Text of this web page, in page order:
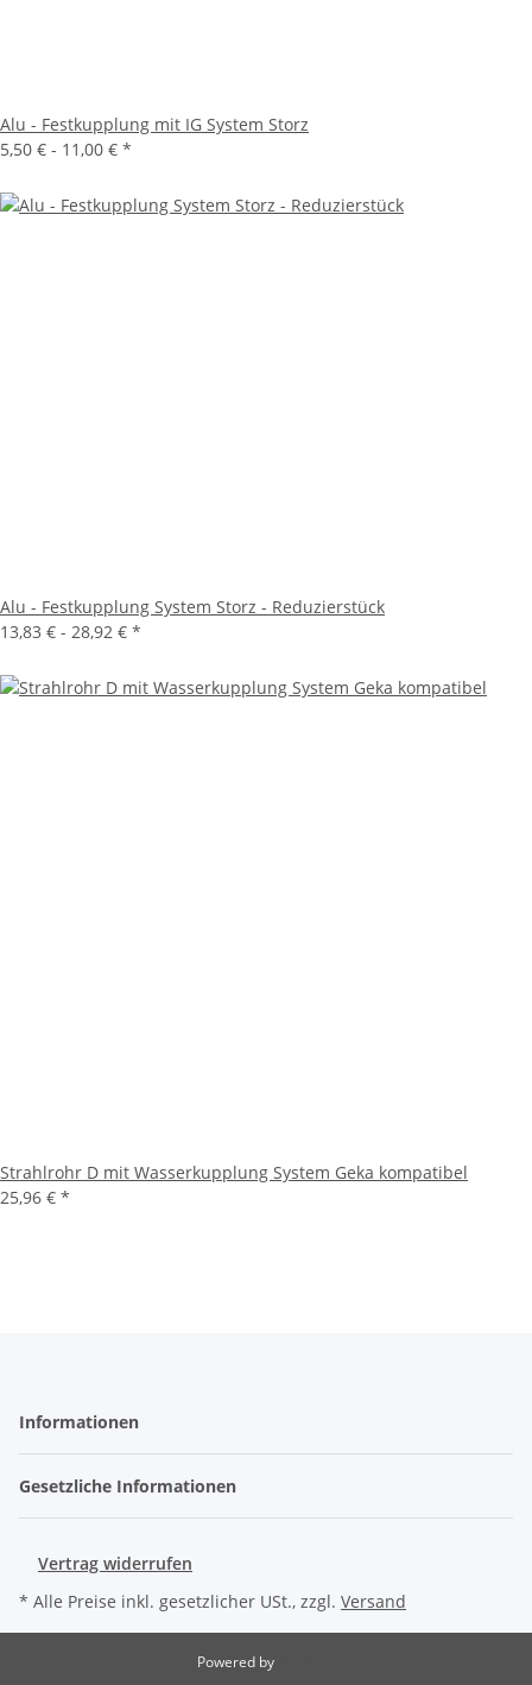
Alu - Festkupplung mit IG System Storz
5,50 € - 11,00 € *
Alu - Festkupplung System Storz - Reduzierstück
13,83 € - 28,92 € *
Strahlrohr D mit Wasserkupplung System Geka kompatibel
25,96 € *
Informationen
Gesetzliche Informationen
Vertrag widerrufen
* Alle Preise inkl. gesetzlicher USt., zzgl. Versand
Powered by